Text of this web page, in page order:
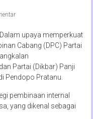
Dalam upaya memperkuat
Cabang (DPC) Partai
Partai (Dikbar) Panji
Pendopo Pratanu.
pembinaan internal
yang dikenal sebagai